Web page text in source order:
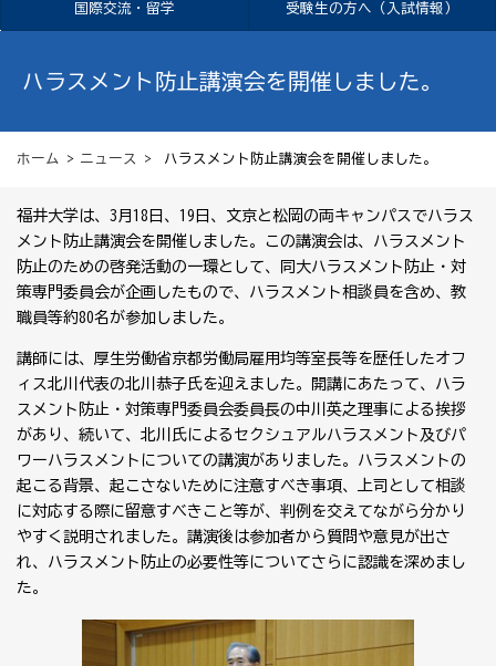
国際交流・留学 受験生の方へ（入試情報）
ハラスメント防止講演会を開催しました。
ホーム > ニュース > ハラスメント防止講演会を開催しました。
福井大学は、3月18日、19日、文京と松岡の両キャンパスでハラス
メント防止講演会を開催しました。この講演会は、ハラスメント
防止のための啓発活動の一環として、同大ハラスメント防止・対
策専門委員会が企画したもので、ハラスメント相談員を含め、教
職員等約80名が参加しました。
講師には、厚生労働省京都労働局雇用均等室長等を歴任したオフ
ィス北川代表の北川恭子氏を迎えました。開講にあたって、ハラ
スメント防止・対策専門委員会委員長の中川英之理事による挨拶
があり、続いて、北川氏によるセクシュアルハラスメント及びパ
ワーハラスメントについての講演がありました。ハラスメントの
起こる背景、起こさないために注意すべき事項、上司として相談
に対応する際に留意すべきこと等が、判例を交えてながら分かり
やすく説明されました。講演後は参加者から質問や意見が出さ
れ、ハラスメント防止の必要性等についてさらに認識を深めまし
た。